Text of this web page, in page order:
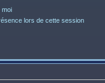
moi
lors de cette session